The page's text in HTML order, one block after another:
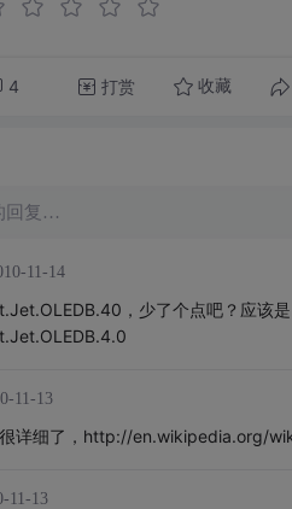
4 打赏 收藏
回复…
11-14
，少了个点吧？应该是
11-13
详细了，http://en.wikipedia.org/
11-13